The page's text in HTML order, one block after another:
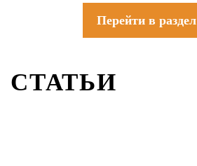
Перейти в раздел
СТАТЬИ